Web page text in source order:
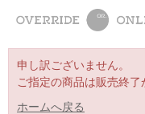
All
申し訳ございません。
ご指定の商品は販売終了
ホームへ戻る